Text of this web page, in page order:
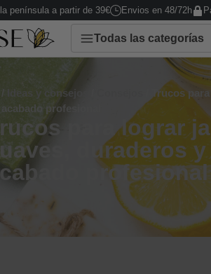
península a partir de 39€ Envios en 48/72h
Todas las categorías
Ideas y consejos
/ Trucos
profesional
para lograr
duraderos y
profesional